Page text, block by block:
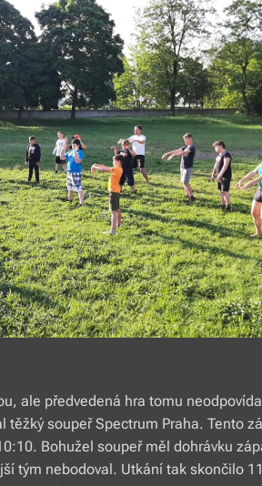
ale předvedená hra tomu
soupeř Spectrum Praha. Tento
Bohužel soupeř měl dohrávku
tým nebodoval. Utkání tak skončilo